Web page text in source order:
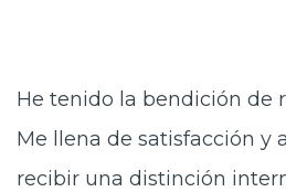
He tenido la bendición de
Me llena de satisfacción y
recibir una distinción